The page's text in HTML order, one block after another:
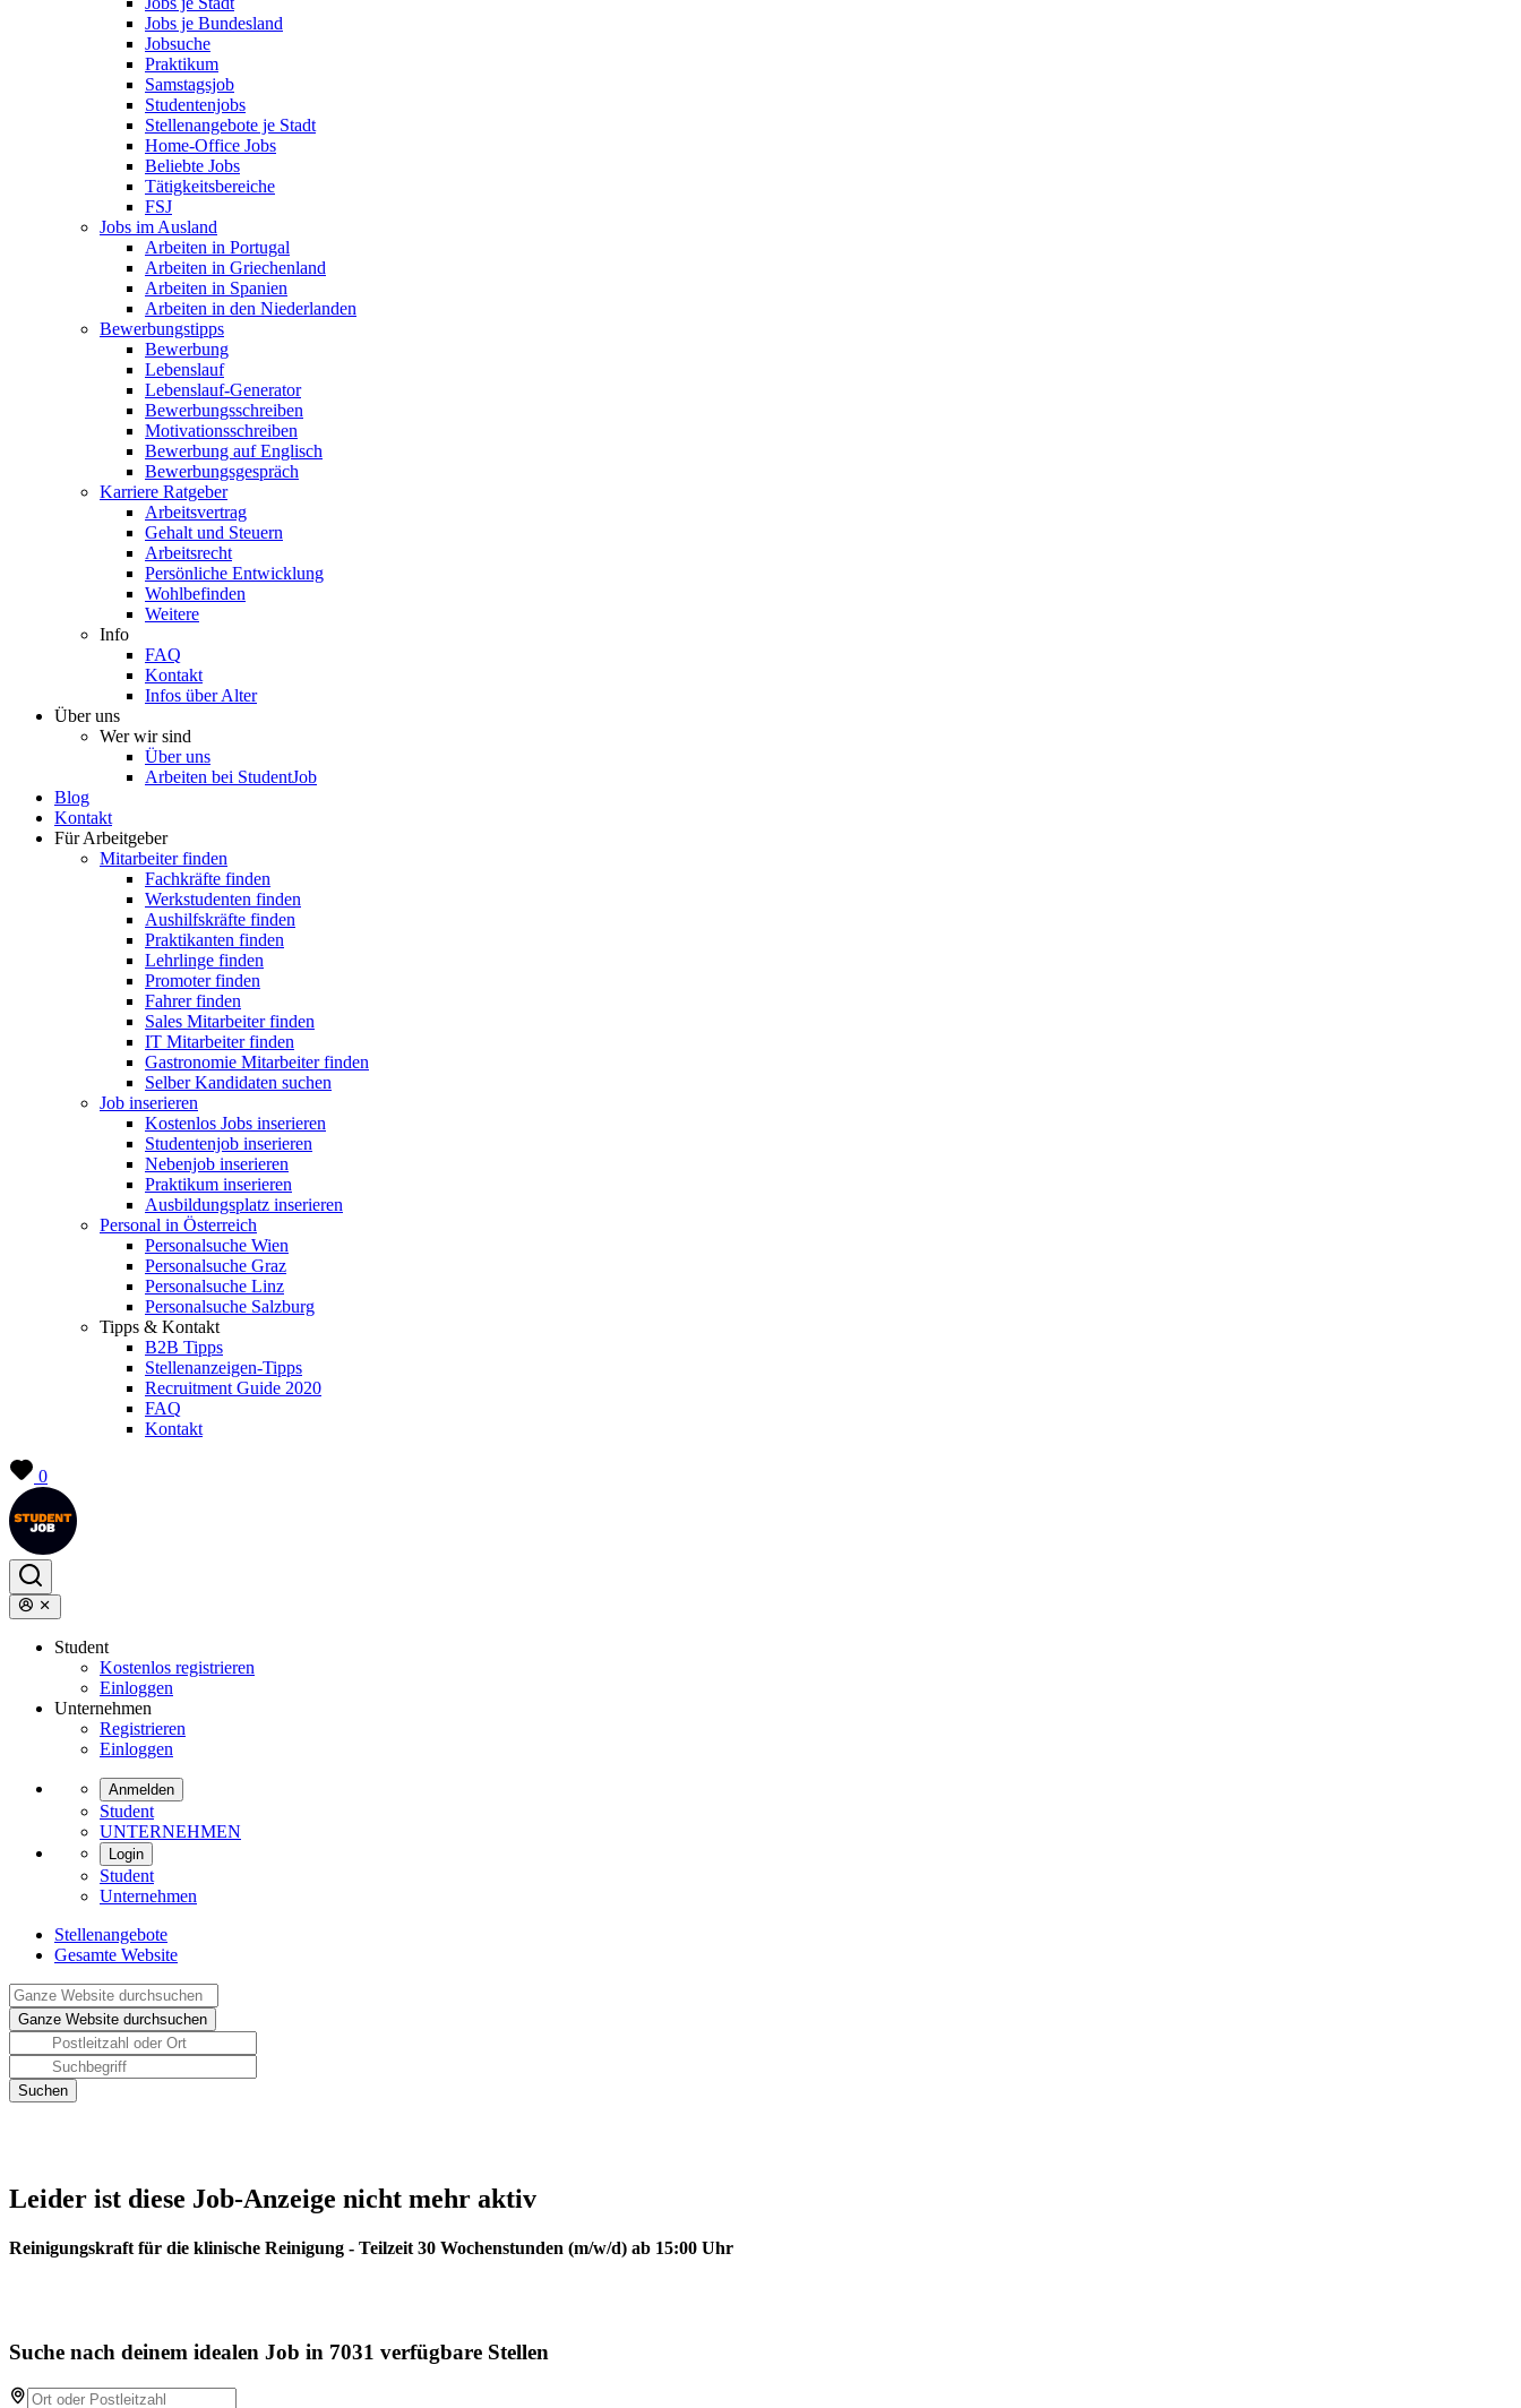
Jobs je Bundesland
Jobsuche
Praktikum
Samstagsjob
Studentenjobs
Stellenangebote je Stadt
Home-Office Jobs
Beliebte Jobs
Tätigkeitsbereiche
FSJ
Jobs im Ausland
Arbeiten in Portugal
Arbeiten in Griechenland
Arbeiten in Spanien
Arbeiten in den Niederlanden
Bewerbungstipps
Bewerbung
Lebenslauf
Lebenslauf-Generator
Bewerbungsschreiben
Motivationsschreiben
Bewerbung auf Englisch
Bewerbungsgespräch
Karriere Ratgeber
Arbeitsvertrag
Gehalt und Steuern
Arbeitsrecht
Persönliche Entwicklung
Wohlbefinden
Weitere
Info
FAQ
Kontakt
Infos über Alter
Über uns
Wer wir sind
Über uns
Arbeiten bei StudentJob
Blog
Kontakt
Für Arbeitgeber
Mitarbeiter finden
Fachkräfte finden
Werkstudenten finden
Aushilfskräfte finden
Praktikanten finden
Lehrlinge finden
Promoter finden
Fahrer finden
Sales Mitarbeiter finden
IT Mitarbeiter finden
Gastronomie Mitarbeiter finden
Selber Kandidaten suchen
Job inserieren
Kostenlos Jobs inserieren
Studentenjob inserieren
Nebenjob inserieren
Praktikum inserieren
Ausbildungsplatz inserieren
Personal in Österreich
Personalsuche Wien
Personalsuche Graz
Personalsuche Linz
Personalsuche Salzburg
Tipps & Kontakt
B2B Tipps
Stellenanzeigen-Tipps
Recruitment Guide 2020
FAQ
Kontakt
0
Student
Kostenlos registrieren
Einloggen
Unternehmen
Registrieren
Einloggen
Anmelden
Student
UNTERNEHMEN
Login
Student
Unternehmen
Stellenangebote
Gesamte Website
Leider ist diese Job-Anzeige nicht mehr aktiv
Reinigungskraft für die klinische Reinigung - Teilzeit 30 Wochenstunden (m/w/d) ab 15:00 Uhr
Suche nach deinem idealen Job in 7031 verfügbare Stellen